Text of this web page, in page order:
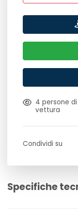
4 persone
vettura
Condividi su
Specifiche